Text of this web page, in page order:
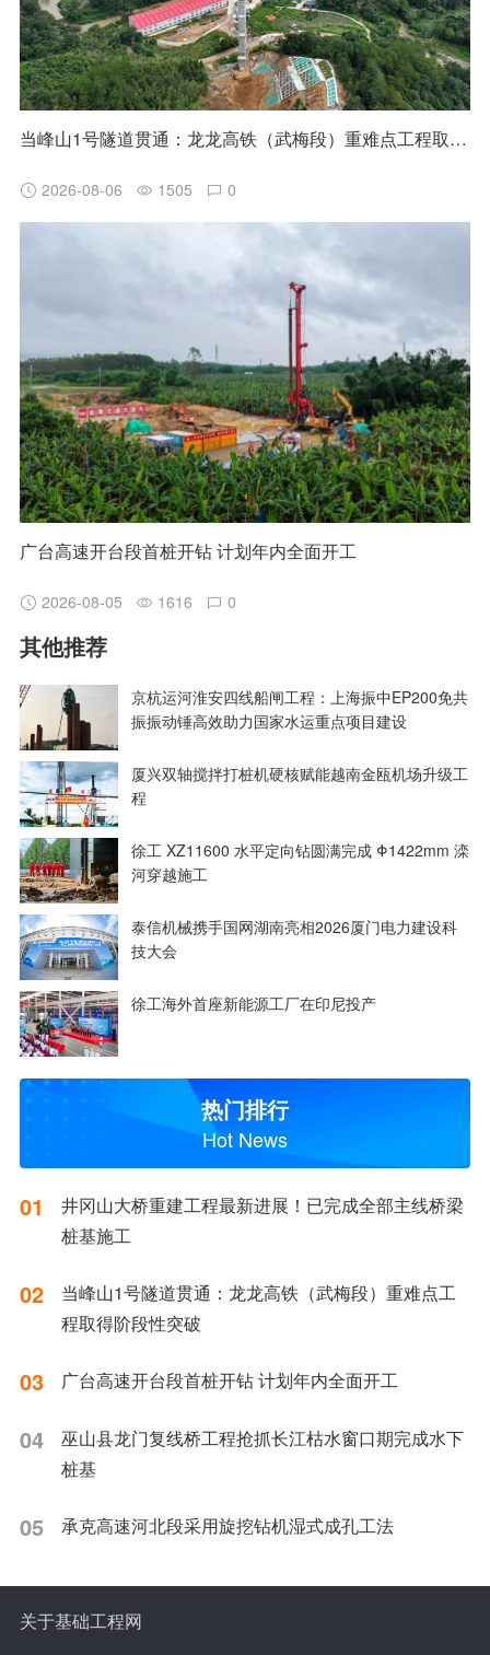
当峰山1号隧道贯通：龙龙高铁（武梅段）重难点工程取得阶段性突破
2026-08-06 1505 0
广台高速开台段首桩开钻 计划年内全面开工
2026-08-05 1616 0
其他推荐
京杭运河淮安四线船闸工程：上海振中EP200免共
振振动锤高效助力国家水运重点项目建设
厦兴双轴搅拌打桩机硬核赋能越南金瓯机场升级工
程
徐工 XZ11600 水平定向钻圆满完成 Φ1422mm 滦
河穿越施工
泰信机械携手国网湖南亮相2026厦门电力建设科
技大会
徐工海外首座新能源工厂在印尼投产
热门排行
Hot News
01
井冈山大桥重建工程最新进展！已完成全部主线桥梁
桩基施工
02
当峰山1号隧道贯通：龙龙高铁（武梅段）重难点工
程取得阶段性突破
03 广台高速开台段首桩开钻 计划年内全面开工
04
巫山县龙门复线桥工程抢抓长江枯水窗口期完成水下
桩基
05 承克高速河北段采用旋挖钻机湿式成孔工法
关于基础工程网